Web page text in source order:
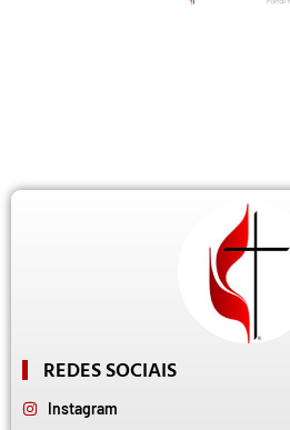
REDES SOCIAIS
Instagram